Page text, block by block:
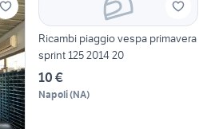
Ricambi piaggio vespa primavera
sprint 125 2014 20
10 €
Napoli(NA)